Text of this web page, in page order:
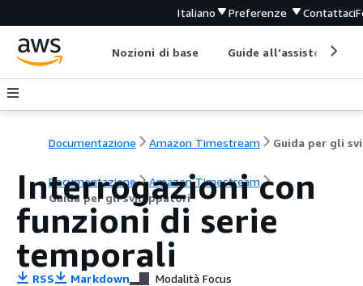
Italiano Preferenze Contattaci
Nozioni di base Guide all'assistenza
Documentazione Amazon Timestream
Documentazione
Amazon Timestream
Guida per gli sviluppatori
Interrogazioni con
funzioni di serie
temporali
RSS Markdown Modalità Focus